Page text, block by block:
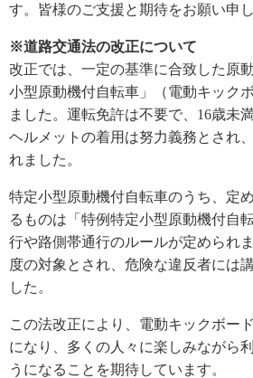
す。皆様のご支援と期待をお願い申し
※道路交通法の改正について
改正では、一定の基準に合致した原
小型原動機付自転車」（電動キック
ました。運転免許は不要で、16歳未
ヘルメットの着用は努力義務とされ
れました。
特定小型原動機付自転車のうち、定
るものは「特例特定小型原動機付自
行や路側帯通行のルールが定められ
度の対象とされ、危険な違反者には
した。
この法改正により、電動キックボー
になり、多くの人々に楽しみながら
うになることを期待しています。